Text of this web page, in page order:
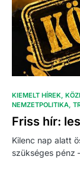
KIEMELT HÍREK
NEMZETPOLITIKA
Friss hír:
Kilenc nap alatt
szükséges pénz